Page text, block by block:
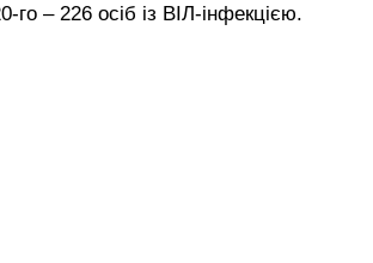
го – 226 осіб із ВІЛ-інфекцією.